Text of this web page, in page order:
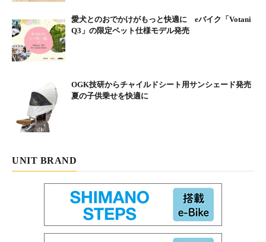
愛犬とのおでかけがもっと快適に eバイク「Votani
Q3」の限定ペット仕様モデル発売
OGK技研からチャイルドシート用サンシェード発売
夏の子供乗せを快適に
UNIT BRAND